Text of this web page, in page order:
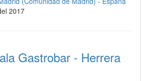
2017
Gastrobar - Herrera